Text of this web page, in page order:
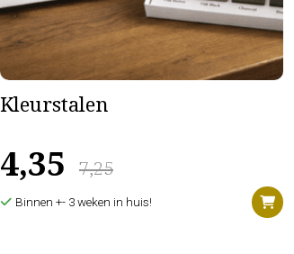
Kleurstalen
7,25
4,35
Binnen +- 3 weken in huis!